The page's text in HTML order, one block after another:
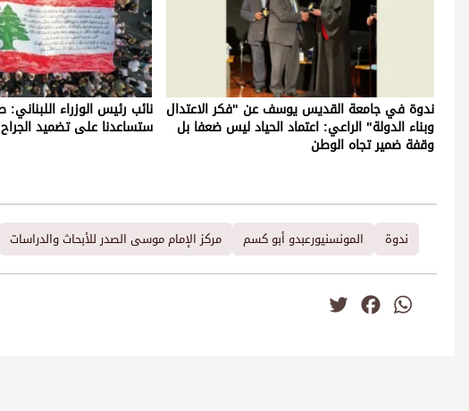
ندوة في جامعة القديس يوسف عن "فكر الاعتدال
وبناء الدولة" الراعي: اعتماد الحياد ليس ضعفا بل
وقفة ضمير تجاه الوطن
نائب رئيس الوزراء اللبناني:
ستساعدنا على تضميد الجراح
ندوة المونسنيورعبدو أبو كسم مركز الإمام موسى الصدر للأبحاث والدراسات
WhatsApp
Facebook